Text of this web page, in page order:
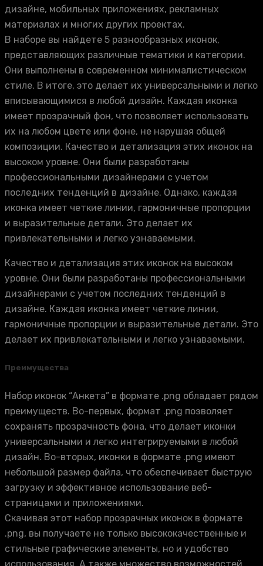
дизайне, мобильных приложениях, рекламных
материалах и многих других проектах.
В наборе вы найдете 5 разнообразных иконок,
представляющих различные тематики и категории.
Они выполнены в современном минималистическом
стиле. В итоге, это делает их универсальными и легко
вписывающимися в любой дизайн. Каждая иконка
имеет прозрачный фон, что позволяет использовать
их на любом цвете или фоне, не нарушая общей
композиции. Качество и детализация этих иконок на
высоком уровне. Они были разработаны
профессиональными дизайнерами с учетом
последних тенденций в дизайне. Однако, каждая
иконка имеет четкие линии, гармоничные пропорции
и выразительные детали. Это делает их
привлекательными и легко узнаваемыми.
Качество и детализация этих иконок на высоком
уровне. Они были разработаны профессиональными
дизайнерами с учетом последних тенденций в
дизайне. Каждая иконка имеет четкие линии,
гармоничные пропорции и выразительные детали. Это
делает их привлекательными и легко узнаваемыми.
Преимущества
Набор иконок “Анкета” в формате .png обладает рядом
преимуществ. Во-первых, формат .png позволяет
сохранять прозрачность фона, что делает иконки
универсальными и легко интегрируемыми в любой
дизайн. Во-вторых, иконки в формате .png имеют
небольшой размер файла, что обеспечивает быструю
загрузку и эффективное использование веб-
страницами и приложениями.
Скачивая этот набор прозрачных иконок в формате
.png, вы получаете не только высококачественные и
стильные графические элементы, но и удобство